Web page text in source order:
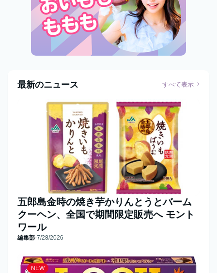
最新のニュース すべて表示
五郎島金時の焼き芋かりんとうとバーム
クーヘン、全国で期間限定販売へ モント
ワール
編集部-7/28/2026
NEW